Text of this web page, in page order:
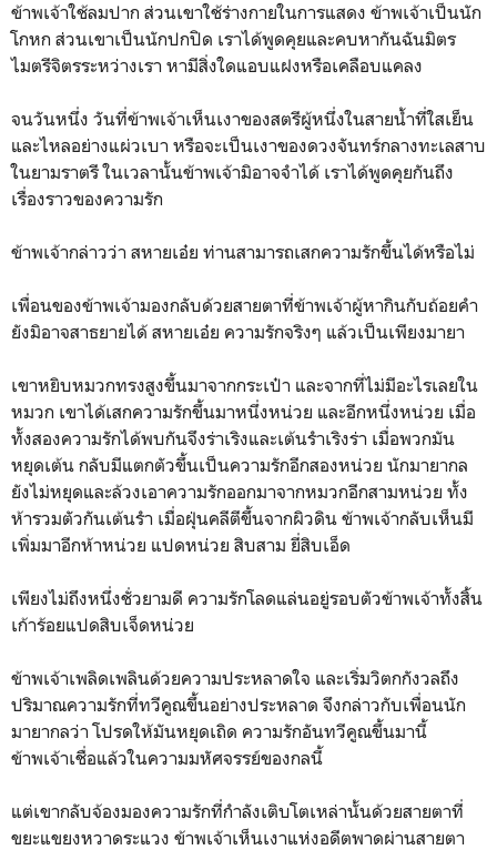
ข้าพเจ้าใช้ลมปาก ส่วนเขาใช้ร่างกายในการแสดง ข้าพเจ้าเป็นนัก
โกหก ส่วนเขาเป็นนักปกปิด เราได้พูดคุยและคบหากันฉันมิตร
ไมตรีจิตรระหว่างเรา หามีสิ่งใดแอบแฝงหรือเคลือบแคลง
จนวันหนึ่ง วันที่ข้าพเจ้าเห็นเงาของสตรีผู้หนึ่งในสายน้ำที่ใสเย็น
และไหลอย่างแผ่วเบา หรือจะเป็นเงาของดวงจันทร์กลางทะเลสาบ
ในยามราตรี ในเวลานั้น​ข้าพเจ้ามิอาจจำได้ เราได้พูดคุยกันถึง
เรื่องราวของความรัก
ข้าพเจ้ากล่าวว่า สหายเอ๋ย ท่านสามารถเสกความรักขึ้นได้หรือไม่
เพื่อนของข้าพเจ้ามองกลับด้วยสายตาที่ข้าพเจ้าผู้หากินกับถ้อยคำ
ยังมิอาจสาธยายได้ สหายเอ๋ย ความรักจริงๆ แล้วเป็นเพียงมายา
เขาหยิบหมวกทรงสูงขึ้นมาจากกระเป๋า และจากที่ไม่มีอะไรเลยใน
หมวก เขาได้เสกความรักขึ้นมาหนึ่งหน่วย และอีกหนึ่งหน่วย เมื่อ
ทั้งสองความรักได้พบกันจึงร่าเริงและเต้นรำเริงร่า เมื่อพวกมัน
หยุดเต้น กลับมีแตกตัวขึ้นเป็นความรักอีกสองหน่วย นักมายากล
ยังไม่หยุดและล้วงเอาความรักออกมาจากหมวกอีกสามหน่วย ทั้ง
ห้ารวมตัวกันเต้นรำ เมื่อฝุ่นคลีตีขึ้นจากผิวดิน ข้าพเจ้ากลับเห็นมี
เพิ่มมาอีกห้าหน่วย แปดหน่วย สิบสาม ยี่สิบเอ็ด
เพียงไม่ถึงหนึ่งชั่วยามดี ความรักโลดแล่นอยู่รอบตัวข้าพเจ้าทั้งสิ้น
เก้าร้อยแปดสิบเจ็ดหน่วย
ข้าพเจ้าเพลิดเพลินด้วยความประหลาดใจ และเริ่มวิตกกังวลถึง
ปริมาณความรักที่ทวีคูณขึ้นอย่างประหลาด จึงกล่าวกับเพื่อนนัก
มายากลว่า โปรดให้มันหยุดเถิด ความรักอันทวีคูณขึ้นมานี้
ข้าพเจ้าเชื่อแล้วในความมหัศจรรย์ของกลนี้
แต่เขากลับจ้องมองความรักที่กำลังเติบโตเหล่านั้นด้วยสายตาที่
ขยะแขยงหวาดระแวง ข้าพเจ้าเห็นเงาแห่งอดีตพาดผ่านสายตา